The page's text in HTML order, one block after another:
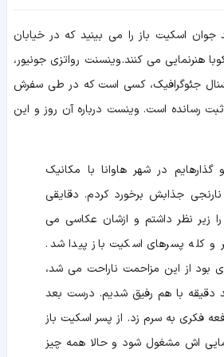
اسکیت باز را می بینید که در خیابان
هنرنمایی می کنند. وینسنت رواتزی جونیور،
جئوگرافیک، کسی است که در طی سفرش
رسانده است. وینست درباره آن روز و این
در شهر هاوانا با مکانیک
جذابش برخورد کردم. دقایقی
زیر نظر داشتم و ازشان عکاسی می
و کله پسرهای اسکیت باز پیدا شد.
بود از این مزاحمت ناراحت می شد،
دقیقه با هم رفیق شدیم. درست بعد
فکری به سرم زد. از پسر اسکیت باز
اش مشغول شود و حالا همه چیز